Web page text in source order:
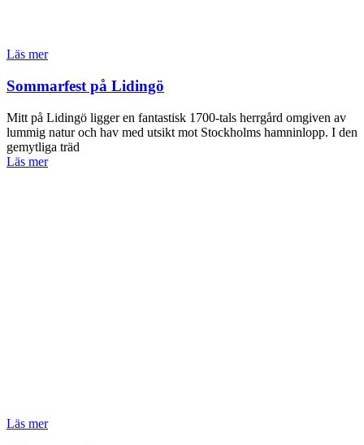
Läs mer
Sommarfest på Lidingö
Mitt på Lidingö ligger en fantastisk 1700-tals herrgård omgiven av
lummig natur och hav med utsikt mot Stockholms hamninlopp. I den
gemytliga träd
Läs mer
Läs mer